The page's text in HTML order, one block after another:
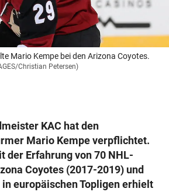
& Co KG 2026
Mario Kempe bei den Arizona Coyotes.
Christian Petersen)
KAC hat den
Mario Kempe verpflichtet.
der Erfahrung von 70 NHL-
Coyotes (2017-2019) und
europäischen Topligen erhielt